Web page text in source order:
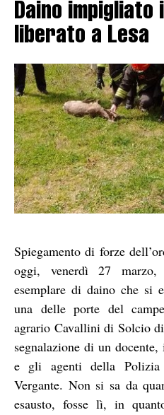
Daino impigliato
liberato a Lesa
Spiegamento di forze
oggi, venerdì 27
esemplare di daino che si
una delle porte del
agrario Cavallini di Solcio
segnalazione di un
e gli agenti della Polizia
Vergante. Non si sa da
esausto, fosse lì, in